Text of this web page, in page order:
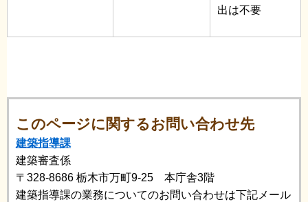
出は不要
このページに関するお問い合わせ先
建築指導課
建築審査係
〒328-8686 栃木市万町9-25 本庁舎3階
建築指導課の業務についてのお問い合わせは下記メール